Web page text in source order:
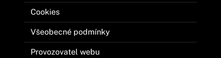
Cookies
Všeobecné podmínky
Provozovatel webu